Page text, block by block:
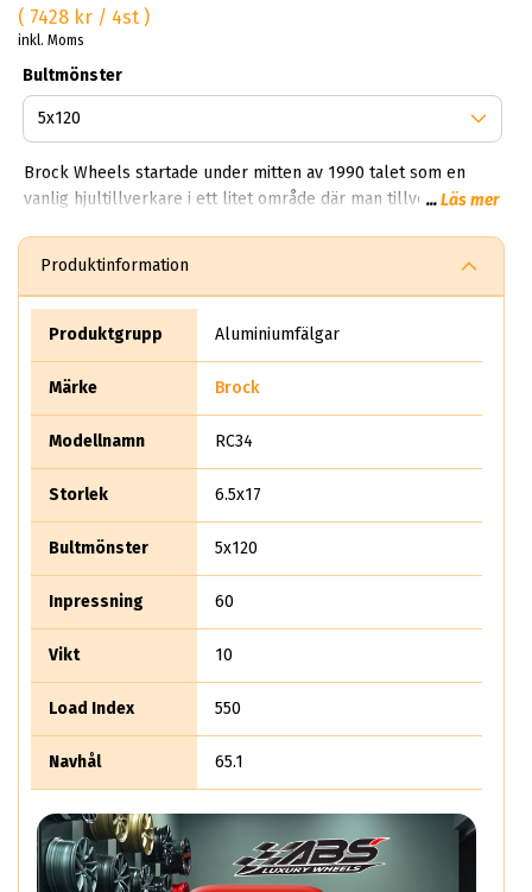
( 7428 kr / 4st )
inkl. Moms
Bultmönster
Brock Wheels startade under mitten av 1990 talet som en
vanlig hjultillverkare i ett litet område där man tillverkade
850,000 brock fälgar per dag? Helt sjukt!? Första gången vi
fick veta det här vart experterna på ABS Wheels chockade.
Det säljer rent teoretiskt mer än 10 miljoner aluminiumhjul
...Läs mer
Produktinformation
Produktgrupp Aluminiumfälgar
Märke Brock
Modellnamn RC34
Storlek 6.5x17
Bultmönster 5x120
Inpressning 60
Vikt 10
Load Index 550
Navhål 65.1